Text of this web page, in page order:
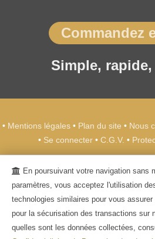
Commandez
Simple,
• Mentions légales • Plan du site • Nous
• Se connecter • C.G.V. •
l'Europe02850
Tél. +33 (0)3 23
- L'abus d'alcool est dangereux pour la
modération. La vente d'alcool aux mineurs
En poursuivant votre navigation sans
paramètres, vous acceptez l'utilisation
technologies similaires pour vous
pour la sécurisation des transactions sur
quelles sont les données collectées,